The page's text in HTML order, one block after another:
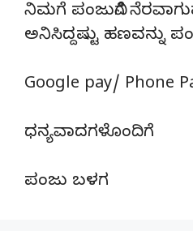
ನಿಮಗೆ ಪಂಜುವಿಗೆ
ಅನಿಸಿದ್ದಷ್ಟು ಹಣವನ್ನು
Google pay/ Phone
ಧನ್ಯವಾದಗಳೊಂದಿಗೆ
ಪಂಜು ಬಳಗ